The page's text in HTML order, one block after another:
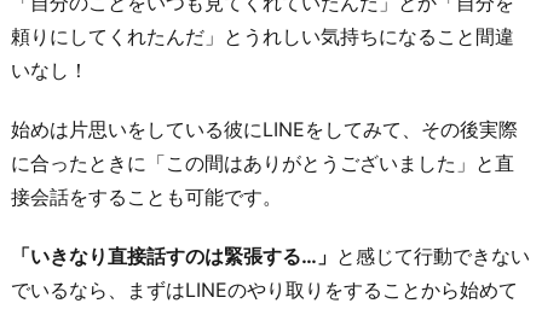
頼りにしてくれたんだ」とうれしい気持ちになること間違
いなし！
始めは片思いをしている彼にLINEをしてみて、その後実際
に合ったときに「この間はありがとうございました」と直
接会話をすることも可能です。
「いきなり直接話すのは緊張する…」 と感じて行動できない
でいるなら、まずはLINEのやり取りをすることから始めて